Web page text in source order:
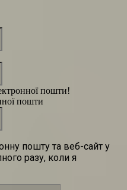
пошти!
пошти
пошту та веб-сайт у
разу, коли я